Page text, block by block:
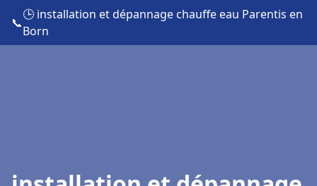
📞
🕒 installation et dépannage chauffe eau Parentis en
Born